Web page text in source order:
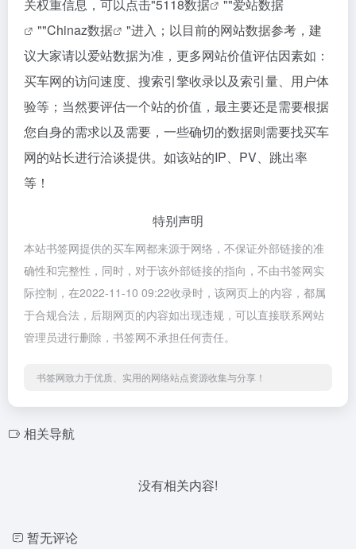
关权重信息，可以点击"5118数据 ""爱站数据
""Chinaz数据
"进入；以目前的网站数据参考，建
议大家请以爱站数据为准，更多网站价值评估因素如：
买车网的访问速度、搜索引擎收录以及索引量、用户体
验等；当然要评估一个站的价值，最主要还是需要根据
您自身的需求以及需要，一些确切的数据则需要找买车
网的站长进行洽谈提供。如该站的IP、PV、跳出率
等！
特别声明
本站书签网提供的买车网都来源于网络，不保证外部链接的准
确性和完整性，同时，对于该外部链接的指向，不由书签网实
际控制，在2022-11-10 09:22收录时，该网页上的内容，都属
于合规合法，后期网页的内容如出现违规，可以直接联系网站
管理员进行删除，书签网不承担任何责任。
书签网致力于优质、实用的网络站点资源收集与分享！
相关导航
没有相关内容!
暂无评论